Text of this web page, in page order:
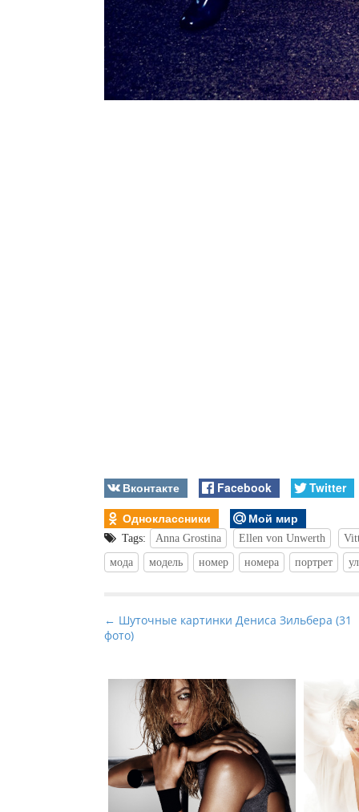
Вконтакте Facebook
Twitter
Одноклассники
Мой мир
Tags: Anna Grostina Ellen von Unwerth
мода
модель номер номера портрет
P
o
t
g
← Шуточные картинки Дениса Зильбера (31
фото)